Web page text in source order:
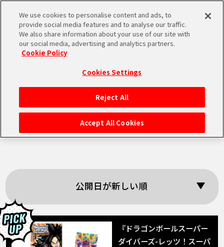
MEN
HOME
NEWS
RANKING
MOVIE
COLUMNS
「ドラゴンボールス
ーパーダイバーズ」
の検索結果
公開日が新しい順
『ドラゴンボールスーパー
ダイバーズ-レッツ！スーパ
We use cookies to personalise content and ads, to
provide social media features and to analyse our traffic.
We also share information about your use of our site with
our social media, advertising and analytics partners.
Cookie Policy
Cookies Settings
Reject All
Accept All Cookies